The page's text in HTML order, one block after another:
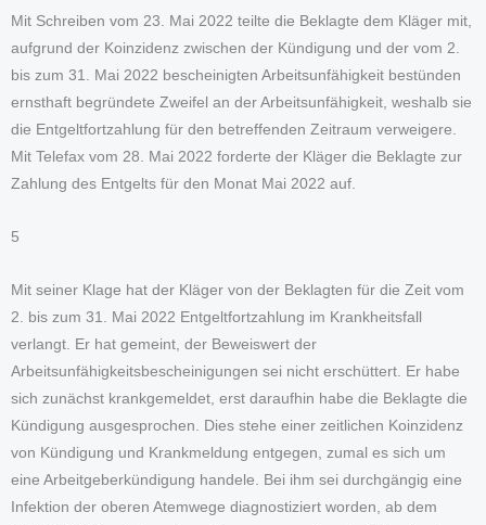
Mit Schreiben vom 23. Mai 2022 teilte die Beklagte dem Kläger mit,
aufgrund der Koinzidenz zwischen der Kündigung und der vom 2.
bis zum 31. Mai 2022 bescheinigten Arbeitsunfähigkeit bestünden
ernsthaft begründete Zweifel an der Arbeitsunfähigkeit, weshalb sie
die Entgeltfortzahlung für den betreffenden Zeitraum verweigere.
Mit Telefax vom 28. Mai 2022 forderte der Kläger die Beklagte zur
Zahlung des Entgelts für den Monat Mai 2022 auf.
5
Mit seiner Klage hat der Kläger von der Beklagten für die Zeit vom
2. bis zum 31. Mai 2022 Entgeltfortzahlung im Krankheitsfall
verlangt. Er hat gemeint, der Beweiswert der
Arbeitsunfähigkeitsbescheinigungen sei nicht erschüttert. Er habe
sich zunächst krankgemeldet, erst daraufhin habe die Beklagte die
Kündigung ausgesprochen. Dies stehe einer zeitlichen Koinzidenz
von Kündigung und Krankmeldung entgegen, zumal es sich um
eine Arbeitgeberkündigung handele. Bei ihm sei durchgängig eine
Infektion der oberen Atemwege diagnostiziert worden, ab dem